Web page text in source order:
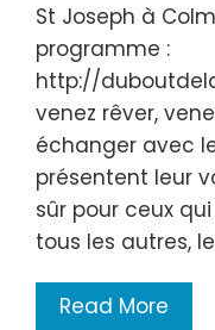
St Joseph à
programme :
http://
venez rêver,
échanger avec
présentent leur
sûr pour ceux
tous les autres,
Read More